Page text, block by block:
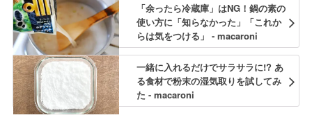
「余ったら冷蔵庫」はNG！鍋の素の
使い方に「知らなかった」「これか
らは気をつける」 - macaroni
一緒に入れるだけでサラサラに!? あ
る食材で粉末の湿気取りを試してみ
た - macaroni